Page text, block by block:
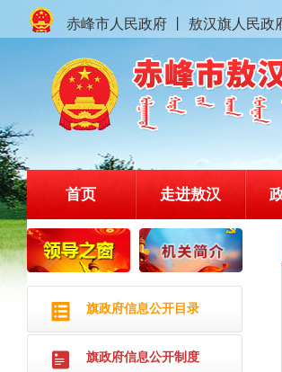
赤峰市人民政府 敖汉旗人民政
首页 走进敖汉
旗政府信息公开目录
旗政府信息公开制度